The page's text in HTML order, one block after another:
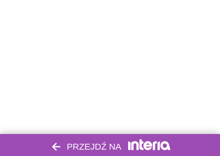
PRZEJDŹ NA